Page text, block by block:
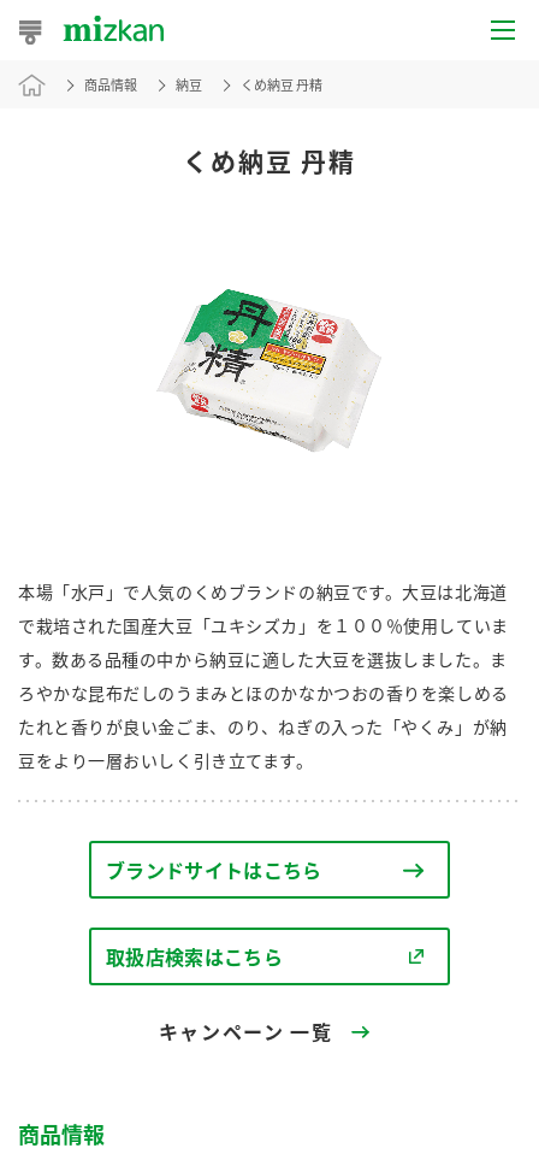
おうちレシピ
商品からレシピを探す
酢 調味酢
お酢ドリンク ぽん酢
つゆ たれ
中華
クイック調味料
新商品一覧
キャンペーン情報
ブランド・スペシャルサイト
ブランド・スペシャルサイト トップ
Fibee（ファイビー）
くらしプラ酢
カンタン酢
お酢ドリンク
企業情報
国内事業概要
ミツカングループについて
企業理念
ニュースリリース
商品情報 納豆 くめ納豆 丹精
くめ納豆 丹精
本場「水戸」で人気のくめブランドの納豆です。大豆は北海道
で栽培された国産大豆「ユキシズカ」を１００％使用していま
す。数ある品種の中から納豆に適した大豆を選抜しました。ま
ろやかな昆布だしのうまみとほのかなかつおの香りを楽しめる
たれと香りが良い金ごま、のり、ねぎの入った「やくみ」が納
豆をより一層おいしく引き立てます。
ブランドサイトはこちら
取扱店検索はこちら
キャンペーン 一覧
商品情報